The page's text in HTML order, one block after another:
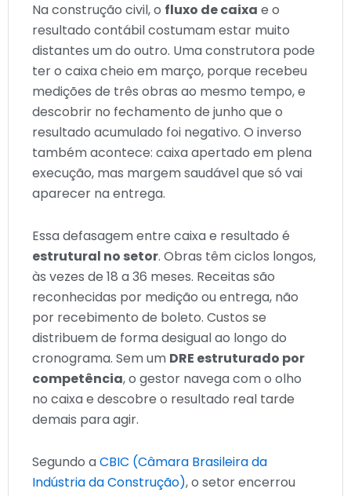
Na construção civil, o fluxo de caixa e o
resultado contábil costumam estar muito
distantes um do outro. Uma construtora pode
ter o caixa cheio em março, porque recebeu
medições de três obras ao mesmo tempo, e
descobrir no fechamento de junho que o
resultado acumulado foi negativo. O inverso
também acontece: caixa apertado em plena
execução, mas margem saudável que só vai
aparecer na entrega.
Essa defasagem entre caixa e resultado é
estrutural no setor. Obras têm ciclos longos,
às vezes de 18 a 36 meses. Receitas são
reconhecidas por medição ou entrega, não
por recebimento de boleto. Custos se
distribuem de forma desigual ao longo do
cronograma. Sem um DRE estruturado por
competência, o gestor navega com o olho
no caixa e descobre o resultado real tarde
demais para agir.
Segundo aCBIC (Câmara Brasileira da
Indústria da Construção), o setor encerrou